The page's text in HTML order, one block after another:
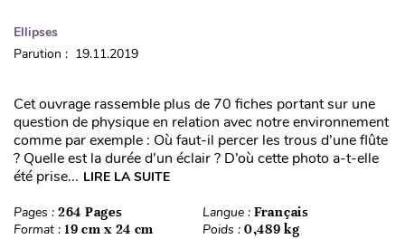
Ellipses
Parution : 19.11.2019
Cet ouvrage rassemble plus de 70 fiches portant sur une
question de physique en relation avec notre environnement
comme par exemple : Où faut-il percer les trous d’une flûte
? Quelle est la durée d’un éclair ? D’où cette photo a-t-elle
été prise... LIRE LA SUITE
Pages : 264 Pages Langue : Français
Format : 19 cm x 24 cm Poids : 0,489 kg